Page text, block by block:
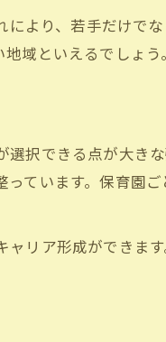
により、若手だけで
域といえるでしょう。
択できる点が大き
ています。保育園ご
リア形成ができま